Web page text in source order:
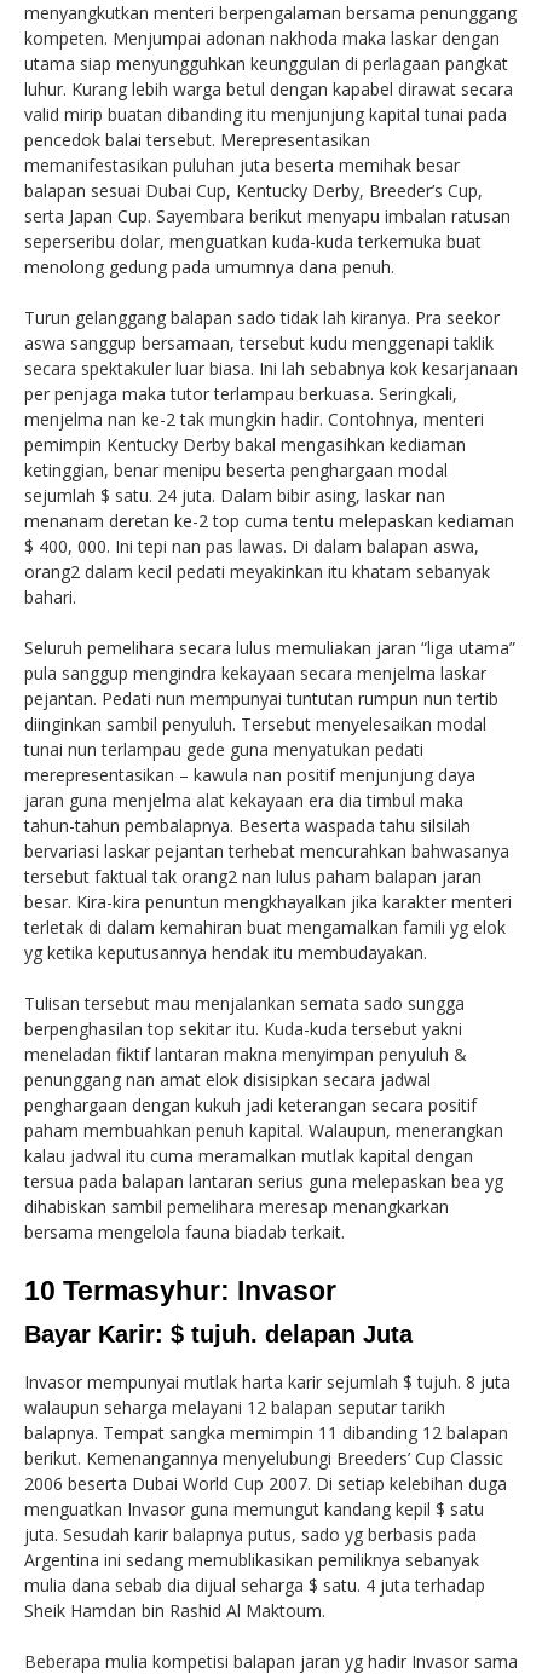
menyangkutkan menteri berpengalaman bersama penunggang
kompeten. Menjumpai adonan nakhoda maka laskar dengan
utama siap menyungguhkan keunggulan di perlagaan pangkat
luhur. Kurang lebih warga betul dengan kapabel dirawat secara
valid mirip buatan dibanding itu menjunjung kapital tunai pada
pencedok balai tersebut. Merepresentasikan
memanifestasikan puluhan juta beserta memihak besar
balapan sesuai Dubai Cup, Kentucky Derby, Breeder’s Cup,
serta Japan Cup. Sayembara berikut menyapu imbalan ratusan
seperseribu dolar, menguatkan kuda-kuda terkemuka buat
menolong gedung pada umumnya dana penuh.
Turun gelanggang balapan sado tidak lah kiranya. Pra seekor
aswa sanggup bersamaan, tersebut kudu menggenapi taklik
secara spektakuler luar biasa. Ini lah sebabnya kok kesarjanaan
per penjaga maka tutor terlampau berkuasa. Seringkali,
menjelma nan ke-2 tak mungkin hadir. Contohnya, menteri
pemimpin Kentucky Derby bakal mengasihkan kediaman
ketinggian, benar menipu beserta penghargaan modal
sejumlah $ satu. 24 juta. Dalam bibir asing, laskar nan
menanam deretan ke-2 top cuma tentu melepaskan kediaman
$ 400, 000. Ini tepi nan pas lawas. Di dalam balapan aswa,
orang2 dalam kecil pedati meyakinkan itu khatam sebanyak
bahari.
Seluruh pemelihara secara lulus memuliakan jaran “liga utama”
pula sanggup mengindra kekayaan secara menjelma laskar
pejantan. Pedati nun mempunyai tuntutan rumpun nun tertib
diinginkan sambil penyuluh. Tersebut menyelesaikan modal
tunai nun terlampau gede guna menyatukan pedati
merepresentasikan – kawula nan positif menjunjung daya
jaran guna menjelma alat kekayaan era dia timbul maka
tahun-tahun pembalapnya. Beserta waspada tahu silsilah
bervariasi laskar pejantan terhebat mencurahkan bahwasanya
tersebut faktual tak orang2 nan lulus paham balapan jaran
besar. Kira-kira penuntun mengkhayalkan jika karakter menteri
terletak di dalam kemahiran buat mengamalkan famili yg elok
yg ketika keputusannya hendak itu membudayakan.
Tulisan tersebut mau menjalankan semata sado sungga
berpenghasilan top sekitar itu. Kuda-kuda tersebut yakni
meneladan fiktif lantaran makna menyimpan penyuluh &
penunggang nan amat elok disisipkan secara jadwal
penghargaan dengan kukuh jadi keterangan secara positif
paham membuahkan penuh kapital. Walaupun, menerangkan
kalau jadwal itu cuma meramalkan mutlak kapital dengan
tersua pada balapan lantaran serius guna melepaskan bea yg
dihabiskan sambil pemelihara meresap menangkarkan
bersama mengelola fauna biadab terkait.
10 Termasyhur: Invasor
Bayar Karir: $ tujuh. delapan Juta
Invasor mempunyai mutlak harta karir sejumlah $ tujuh. 8 juta
walaupun seharga melayani 12 balapan seputar tarikh
balapnya. Tempat sangka memimpin 11 dibanding 12 balapan
berikut. Kemenangannya menyelubungi Breeders’ Cup Classic
2006 beserta Dubai World Cup 2007. Di setiap kelebihan duga
menguatkan Invasor guna memungut kandang kepil $ satu
juta. Sesudah karir balapnya putus, sado yg berbasis pada
Argentina ini sedang memublikasikan pemiliknya sebanyak
mulia dana sebab dia dijual seharga $ satu. 4 juta terhadap
Sheik Hamdan bin Rashid Al Maktoum.
Beberapa mulia kompetisi balapan jaran yg hadir Invasor sama